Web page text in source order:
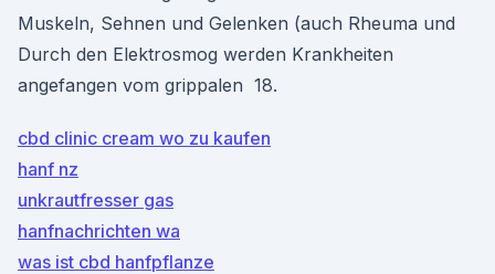
Muskeln, Sehnen und Gelenken (auch Rheuma und
Durch den Elektrosmog werden Krankheiten
angefangen vom grippalen 18.
cbd clinic cream wo zu kaufen
hanf nz
unkrautfresser gas
hanfnachrichten wa
was ist cbd hanfpflanze